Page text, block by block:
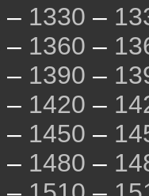
– 1330 –
– 1360 –
– 1390 –
– 1420 –
– 1450 –
– 1480 –